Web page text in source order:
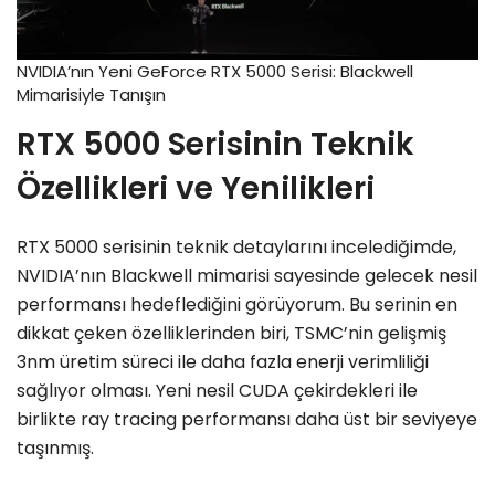
NVIDIA’nın Yeni GeForce RTX 5000 Serisi: Blackwell
Mimarisiyle Tanışın
RTX 5000 Serisinin Teknik
Özellikleri ve Yenilikleri
RTX 5000 serisinin teknik detaylarını incelediğimde,
NVIDIA’nın Blackwell mimarisi sayesinde gelecek nesil
performansı hedeflediğini görüyorum. Bu serinin en
dikkat çeken özelliklerinden biri, TSMC’nin gelişmiş
3nm üretim süreci ile daha fazla enerji verimliliği
sağlıyor olması. Yeni nesil CUDA çekirdekleri ile
birlikte ray tracing performansı daha üst bir seviyeye
taşınmış.